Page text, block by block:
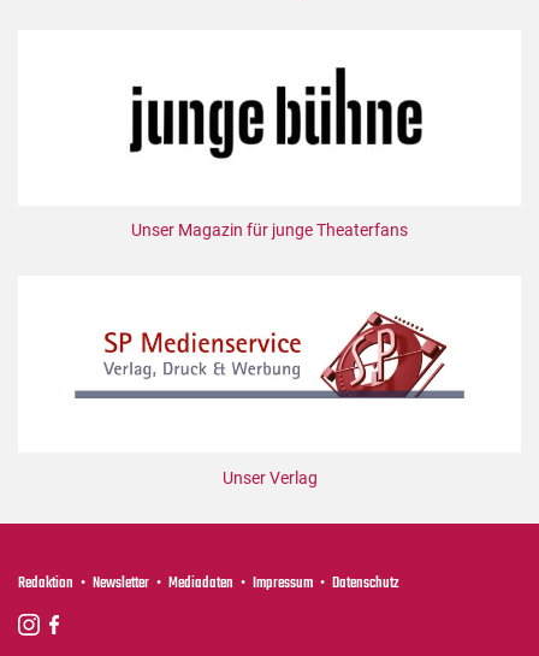
Unser Magazin für junge Theaterfans
Unser Verlag
Redaktion Newsletter Mediadaten Impressum Datenschutz